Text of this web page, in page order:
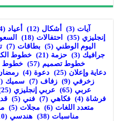
آيات (3) أشكال (12) أعياد (4)
إنجليزي (35) احتفالات (18)
اليوم الوطني (5) بطاقات (7)
جرافيك (3) حزمة (21) خطوط
خطوط تصميم (57) خطوط
دعاية وإعلان (25) دعوة (4)
زخرفي (9) زفاف (7) سميك (7)
عربي (65) عربي إنجليزي (25)
فرشاة (4) فكاهي (7) فني (5)
متعدد اللغات (6) مجلات (5)
مناسبات (38) هندسي (10)